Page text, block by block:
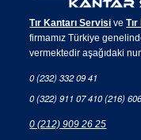
Tır Kantarı Servisi ve
firmamız Türkiye
vermektedir aşağıdaki
0 (232) 332 09 41
0 (322) 911 07 410 (216)
0 (212) 909 26 25